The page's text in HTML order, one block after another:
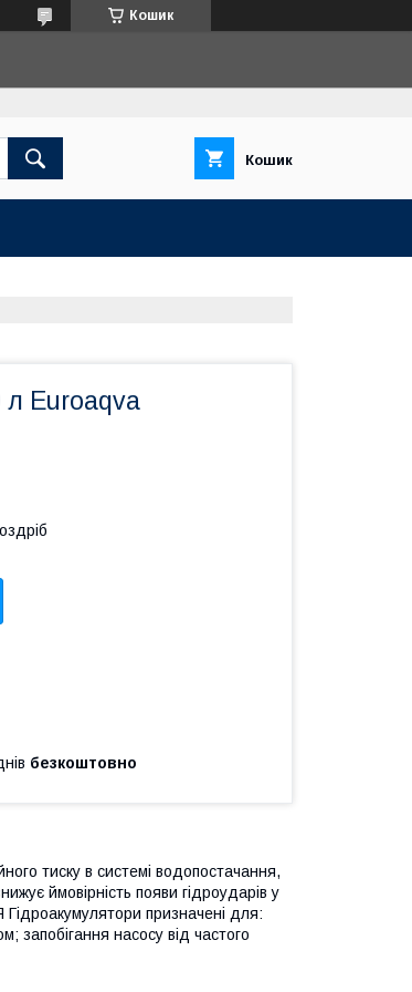
Кошик
Кошик
л Euroaqva
безкоштовно
тиску в системі водопостачання,
ймовірність появи гідроударів у
призначені для:
запобігання насосу від частого